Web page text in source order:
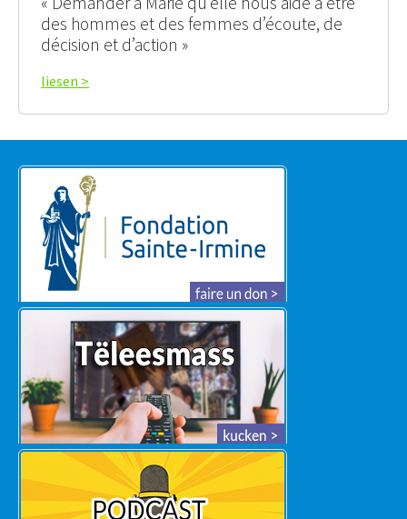
des hommes et des femmes d’écoute, de
décision et d’action »
liesen >